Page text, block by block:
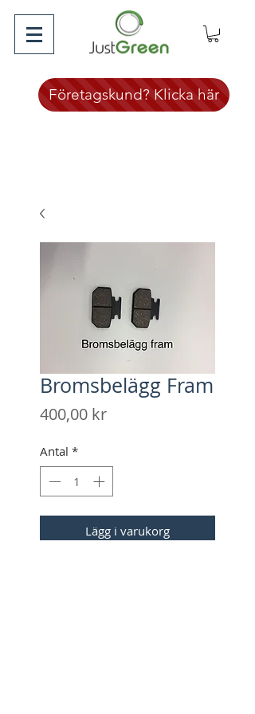
Företagskund? Klicka här
Bromsbelägg Fram
400,00 krPris
Antal *
Lägg i varukorg